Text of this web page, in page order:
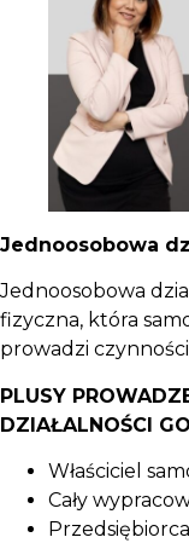
Jednoosobowa
Jednoosobowa
fizyczna, która
prowadzi
PLUSY
DZIAŁALNOŚCI
Właściciel
Cały